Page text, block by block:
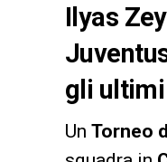
Ilyas
gli
Un Torneo